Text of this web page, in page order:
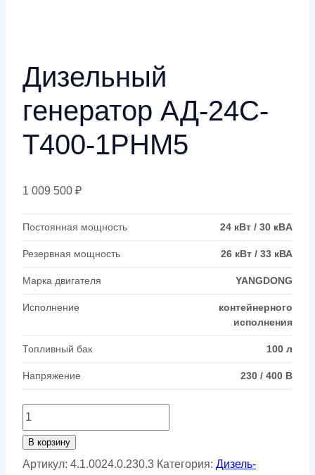
Дизельный
генератор АД-24С-
Т400-1РНМ5
1 009 500 ₽
Постоянная мощность 24 кВт / 30 кВA
Резервная мощность 26 кВт / 33 кВА
Марка двигателя YANGDONG
Исполнение
контейнерного
исполнения
Топливный бак 100 л
Напряжение 230 / 400 В
Количество
товара
Дизельный
В корзину
Артикул: 4.1.0024.0.230.3 Категория: Дизель-